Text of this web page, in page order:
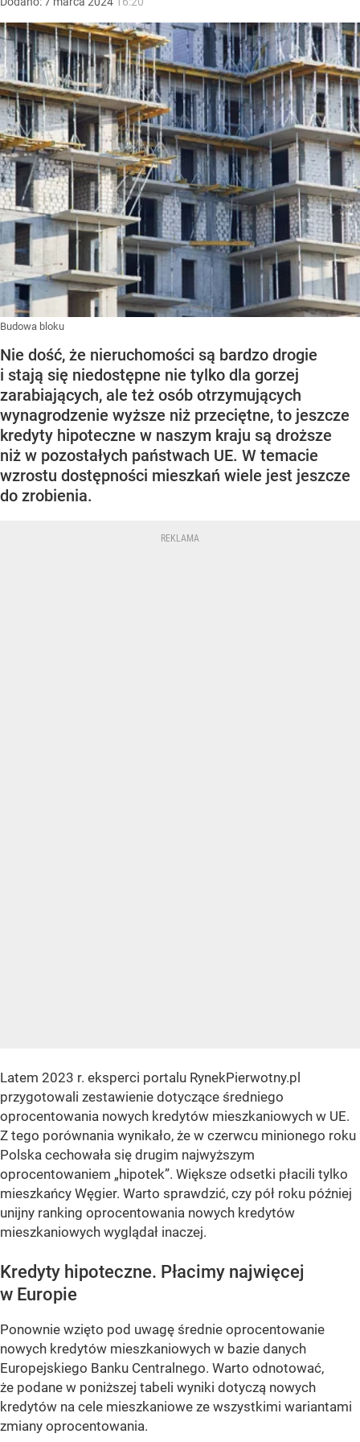
Budowa bloku
Nie dość, że nieruchomości są bardzo drogie
i stają się niedostępne nie tylko dla gorzej
zarabiających, ale też osób otrzymujących
wynagrodzenie wyższe niż przeciętne, to jeszcze
kredyty hipoteczne w naszym kraju są droższe
niż w pozostałych państwach UE. W temacie
wzrostu dostępności mieszkań wiele jest jeszcze
do zrobienia.
Latem 2023 r. eksperci portalu RynekPierwotny.pl
przygotowali zestawienie dotyczące średniego
oprocentowania nowych kredytów mieszkaniowych w UE.
Z tego porównania wynikało, że w czerwcu minionego roku
Polska cechowała się drugim najwyższym
oprocentowaniem „hipotek”. Większe odsetki płacili tylko
mieszkańcy Węgier. Warto sprawdzić, czy pół roku później
unijny ranking oprocentowania nowych kredytów
mieszkaniowych wyglądał inaczej.
Kredyty hipoteczne. Płacimy najwięcej
w Europie
Ponownie wzięto pod uwagę średnie oprocentowanie
nowych kredytów mieszkaniowych w bazie danych
Europejskiego Banku Centralnego. Warto odnotować,
że podane w poniższej tabeli wyniki dotyczą nowych
kredytów na cele mieszkaniowe ze wszystkimi wariantami
zmiany oprocentowania.